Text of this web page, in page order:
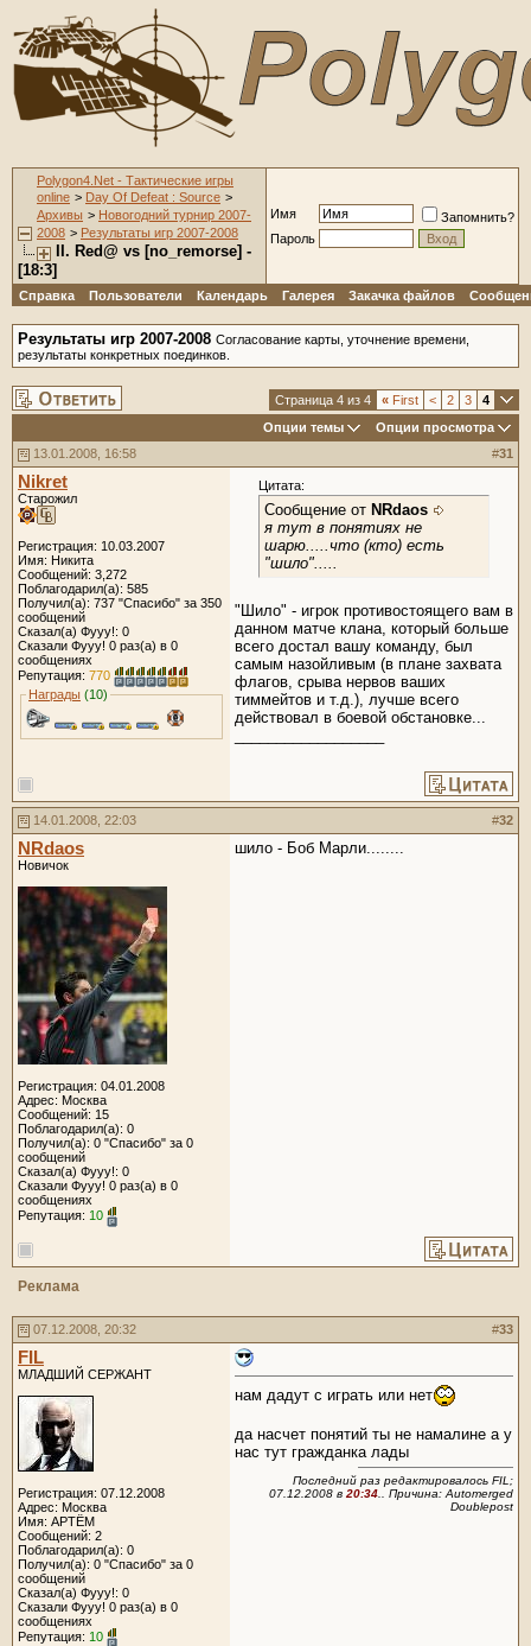
Polygon4.Net - Тактические игры
online > Day Of Defeat : Source >
Архивы > Новогодний турнир 2007-
2008 > Результаты игр 2007-2008
II. Red@ vs [no_remorse] -
[18:3]
Имя
Запомнить?
Пароль
Справка Пользователи Календарь Галерея Закачка файлов
Результаты игр 2007-2008 Согласование карты, уточнение времени,
результаты конкретных поединков.
Страница 4 из 4 « First < 2 3
4
Опции темы
Опции просмотра
13.01.2008, 16:58
#31
Nikret
Старожил
Регистрация: 10.03.2007
Имя: Никита
Сообщений: 3,272
Поблагодарил(а): 585
Получил(а): 737 "Спасибо" за 350
сообщений
Сказал(а) Фууу!: 0
Сказали Фууу! 0 раз(а) в 0
сообщениях
Репутация: 770
Награды (10)
Цитата:
Сообщение от NRdaos
я тут в понятиях не
шарю.....что (кто) есть
"шило".....
"Шило" - игрок противостоящего вам в
данном матче клана, который больше
всего достал вашу команду, был
самым назойливым (в плане захвата
флагов, срыва нервов ваших
тиммейтов и т.д.), лучше всего
действовал в боевой обстановке...
14.01.2008, 22:03 #32
NRdaos
Новичок
Регистрация: 04.01.2008
Адрес: Москва
Сообщений: 15
Поблагодарил(а): 0
Получил(а): 0 "Спасибо" за 0
сообщений
Сказал(а) Фууу!: 0
Сказали Фууу! 0 раз(а) в 0
сообщениях
Репутация: 10
шило - Боб Марли........
Реклама
07.12.2008, 20:32 #33
FIL
МЛАДШИЙ СЕРЖАНТ
Регистрация: 07.12.2008
Адрес: Москва
Имя: АРТЁМ
Сообщений: 2
Поблагодарил(а): 0
Получил(а): 0 "Спасибо" за 0
сообщений
Сказал(а) Фууу!: 0
Сказали Фууу! 0 раз(а) в 0
сообщениях
Репутация: 10
нам дадут с играть или нет
да насчет понятий ты не намалине а у
нас тут гражданка лады
Последний раз редактировалось FIL;
07.12.2008 в 20:34.. Причина: Automerged
Doublepost